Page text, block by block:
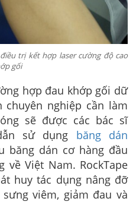
trị kết hợp laser cường độ cao
gối
hợp đau khớp gối dữ
nghiệp cần làm
sẽ được các bác sĩ
sử dụng băng dán
băng dán cơ hàng đầu
về Việt Nam. RockTape
huy tác dụng nâng đỡ
viêm, giảm đau và